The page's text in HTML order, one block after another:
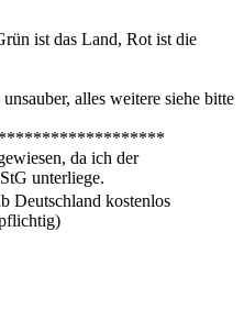
ist das Land, Rot ist die
alles weitere siehe bitte
da ich der
unterliege.
Deutschland kostenlos